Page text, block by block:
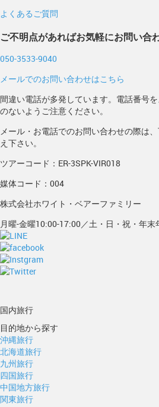
よくあるご質問
ご不明点があればお気軽にお問い合
050-3533-9040
メールでのお問い合わせはこちら
間違い電話が多発しています。電話番号
のないようご注意ください。
メール・お電話でのお問い合わせの際は
え下さい。
ツアーコード：ER-3SPK-VIR018
媒体コード：004
株式会社ホワイト・ベアーファミリー
月曜-金曜10:00-17:00／土・日・祝・年
国内旅行
目的地から探す
沖縄旅行
北海道旅行
九州旅行
四国旅行
中国地方旅行
関東旅行